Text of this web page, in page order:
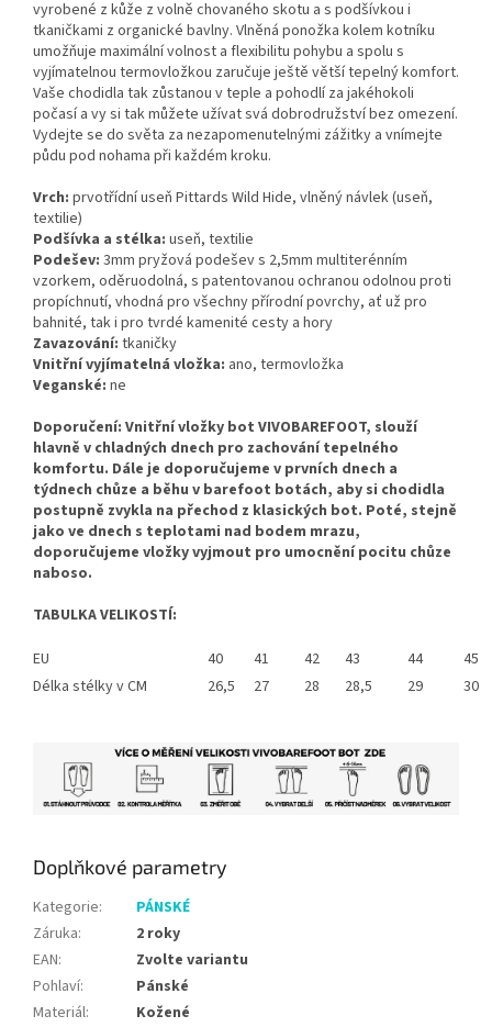
vyrobené z kůže z volně chovaného skotu a s podšívkou i
tkaničkami z organické bavlny. Vlněná ponožka kolem kotníku
umožňuje maximální volnost a flexibilitu pohybu a spolu s
vyjímatelnou termovložkou zaručuje ještě větší tepelný komfort.
Vaše chodidla tak zůstanou v teple a pohodlí za jakéhokoli
počasí a vy si tak můžete užívat svá dobrodružství bez omezení.
Vydejte se do světa za nezapomenutelnými zážitky a vnímejte
půdu pod nohama při každém kroku.
Vrch: prvotřídní useň Pittards Wild Hide, vlněný návlek (useň,
textilie)
Podšívka a stélka: useň, textilie
Podešev: 3mm pryžová podešev s 2,5mm multiterénním
vzorkem, oděruodolná, s patentovanou ochranou odolnou proti
propíchnutí, vhodná pro všechny přírodní povrchy, ať už pro
bahnité, tak i pro tvrdé kamenité cesty a hory
Zavazování: tkaničky
Vnitřní vyjímatelná vložka: ano, termovložka
Veganské: ne
Doporučení: Vnitřní vložky bot VIVOBAREFOOT, slouží
hlavně v chladných dnech pro zachování tepelného
komfortu. Dále je doporučujeme v prvních dnech a
týdnech chůze a běhu v barefoot botách, aby si chodidla
postupně zvykla na přechod z klasických bot. Poté, stejně
jako ve dnech s teplotami nad bodem mrazu,
doporučujeme vložky vyjmout pro umocnění pocitu chůze
naboso.
TABULKA VELIKOSTÍ:
EU
40 41 42 43 44
45
Délka stélky v CM
26,5 27 28 28,5 29 30
Doplňkové parametry
Kategorie:
PÁNSKÉ
Záruka:
2 roky
EAN:
Zvolte variantu
Pohlaví:
Pánské
Materiál:
Kožené